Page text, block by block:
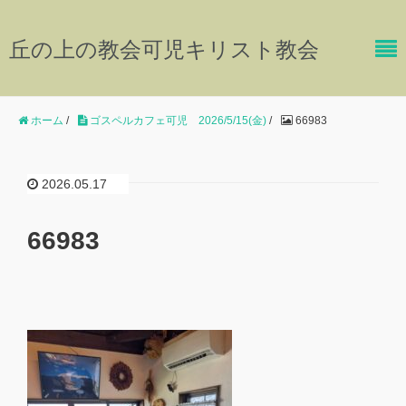
丘の上の教会可児キリスト教会
ホーム / ゴスペルカフェ可児 2026/5/15(金) / 66983
2026.05.17
66983